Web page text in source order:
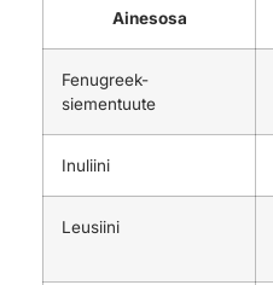
Ainesosa
Fenugreek-
siementuute
Inuliini
Leusiini